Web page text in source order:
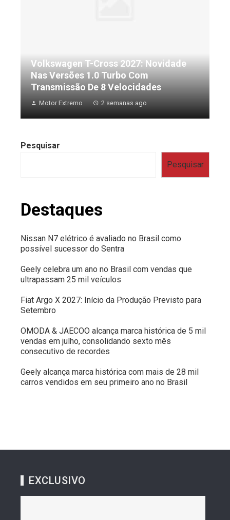
Volkswagen T-Cross 2027: Novidade
Nas Versões 1.0 Turbo Com
Transmissão De 8 Velocidades
Motor Extremo 2 semanas ago
Pesquisar
Pesquisar
Destaques
Nissan N7 elétrico é avaliado no Brasil como
possível sucessor do Sentra
Geely celebra um ano no Brasil com vendas que
ultrapassam 25 mil veículos
Fiat Argo X 2027: Início da Produção Previsto para
Setembro
OMODA & JAECOO alcança marca histórica de 5 mil
vendas em julho, consolidando sexto mês
consecutivo de recordes
Geely alcança marca histórica com mais de 28 mil
carros vendidos em seu primeiro ano no Brasil
EXCLUSIVO